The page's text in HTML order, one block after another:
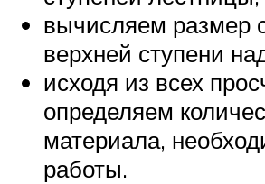
вычисляем размер
верхней ступени
исходя из всех
определяем
материала,
работы.